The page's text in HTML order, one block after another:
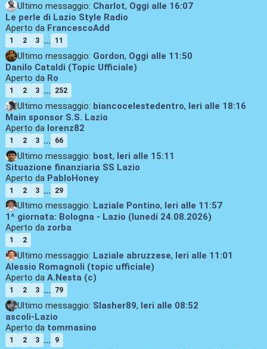
Ultimo messaggio: Charlot, Oggi alle 16:07
Le perle di Lazio Style Radio
Aperto da FrancescoAdd
1 2 3 ... 11
Ultimo messaggio: Gordon, Oggi alle 11:50
Danilo Cataldi (Topic Ufficiale)
Aperto da Ro
1 2 3 ... 252
Ultimo messaggio: biancocelestedentro, Ieri alle 18:16
Main sponsor S.S. Lazio
Aperto da lorenz82
1 2 3 ... 66
Ultimo messaggio: bost, Ieri alle 15:11
Situazione finanziaria SS Lazio
Aperto da PabloHoney
1 2 3 ... 29
Ultimo messaggio: Laziale Pontino, Ieri alle 11:57
1^ giornata: Bologna - Lazio (lunedí 24.08.2026)
Aperto da zorba
1 2
Ultimo messaggio: Laziale abruzzese, Ieri alle 11:01
Alessio Romagnoli (topic ufficiale)
Aperto da A.Nesta (c)
1 2 3 ... 79
Ultimo messaggio: Slasher89, Ieri alle 08:52
ascoli-Lazio
Aperto da tommasino
1 2 3 ... 9